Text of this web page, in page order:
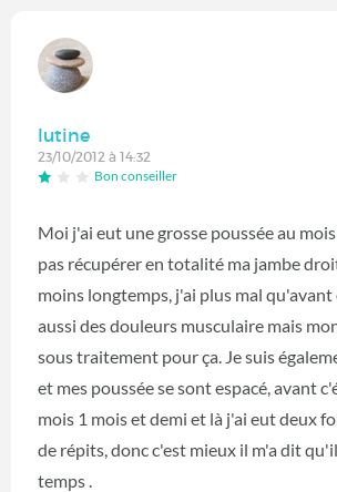
lutine
23/10/2012 à 14:32
Bon conseiller
Moi j'ai eut une grosse poussée au
pas récupérer en totalité ma jambe
moins longtemps, j'ai plus mal
aussi des douleurs musculaire mais
sous traitement pour ça. Je suis
et mes poussée se sont espacé, avant
mois 1 mois et demi et là j'ai eut deux
de répits, donc c'est mieux il m'a dit
temps .